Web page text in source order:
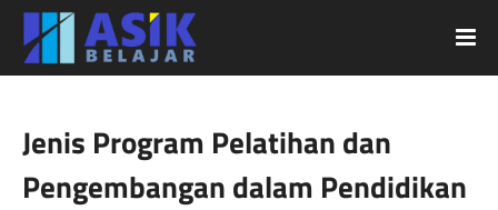
Jenis Program Pelatihan dan
Pengembangan dalam Pendidikan